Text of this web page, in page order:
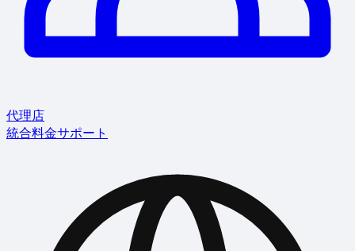
代理店
統合料金サポート